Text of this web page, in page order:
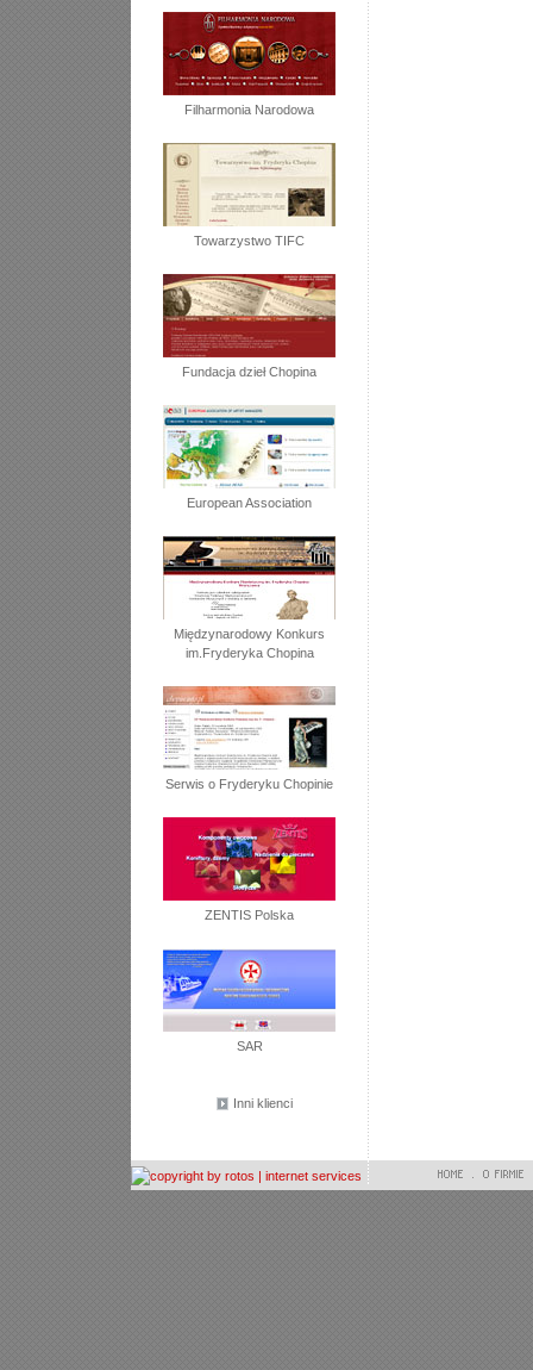
Filharmonia Narodowa
Towarzystwo TIFC
Fundacja dzieł Chopina
European Association
Międzynarodowy Konkurs
im.Fryderyka Chopina
Serwis o Fryderyku Chopinie
ZENTIS Polska
SAR
Inni klienci